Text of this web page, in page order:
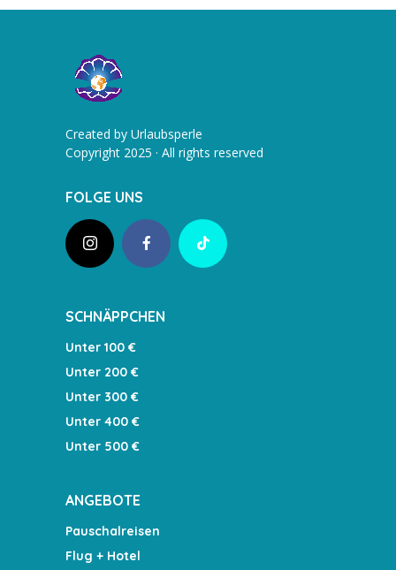
Created by Urlaubsperle
Copyright 2025 · All rights reserved
FOLGE UNS
SCHNÄPPCHEN
Unter 100 €
Unter 200 €
Unter 300 €
Unter 400 €
Unter 500 €
ANGEBOTE
Pauschalreisen
Flug + Hotel